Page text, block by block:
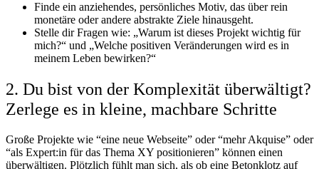
Finde ein anziehendes, persönliches Motiv, das über rein
monetäre oder andere abstrakte Ziele hinausgeht.
Stelle dir Fragen wie: „Warum ist dieses Projekt wichtig für
mich?“ und „Welche positiven Veränderungen wird es in
meinem Leben bewirken?“
2. Du bist von der Komplexität überwältigt?
Zerlege es in kleine, machbare Schritte
Große Projekte wie “eine neue Webseite” oder “mehr Akquise” oder
“als Expert:in für das Thema XY positionieren” können einen
überwältigen. Plötzlich fühlt man sich, als ob eine Betonklotz auf